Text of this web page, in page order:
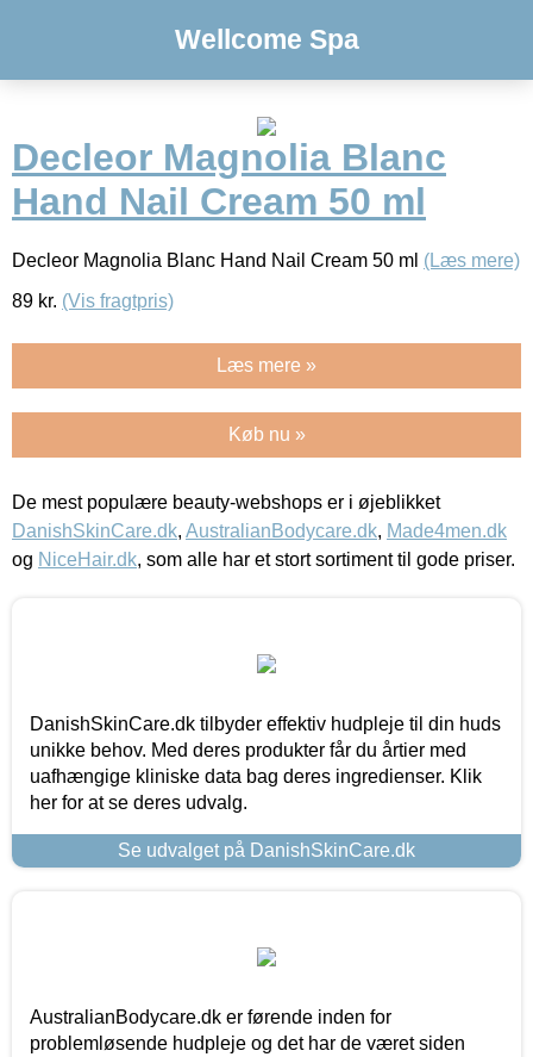
Wellcome Spa
Decleor Magnolia Blanc
Hand Nail Cream 50 ml
Decleor Magnolia Blanc Hand Nail Cream 50 ml (Læs mere)
89 kr. (Vis fragtpris)
Læs mere »
Køb nu »
De mest populære beauty-webshops er i øjeblikket
DanishSkinCare.dk, AustralianBodycare.dk, Made4men.dk
og NiceHair.dk, som alle har et stort sortiment til gode priser.
DanishSkinCare.dk tilbyder effektiv hudpleje til din huds
unikke behov. Med deres produkter får du årtier med
uafhængige kliniske data bag deres ingredienser. Klik
her for at se deres udvalg.
Se udvalget på DanishSkinCare.dk
AustralianBodycare.dk er førende inden for
problemløsende hudpleje og det har de været siden